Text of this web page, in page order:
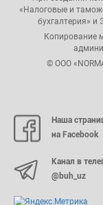
«Налоговые и
бухгалтерия» и
Копирование
© ООО
Наша
на Facebook
Канал в
@buh_uz